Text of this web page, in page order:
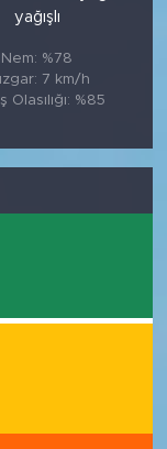
yağışlı
Nem: %78
7 km/h
Olasılığı: %85